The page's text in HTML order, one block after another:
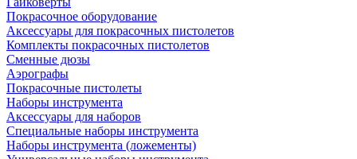
Покрасочное оборудование
Аксессуары для покрасочных пистолетов
Комплекты покрасочных пистолетов
Сменные дюзы
Аэрографы
Покрасочные пистолеты
Наборы инструмента
Аксессуары для наборов
Специальные наборы инструмента
Наборы инструмента (ложементы)